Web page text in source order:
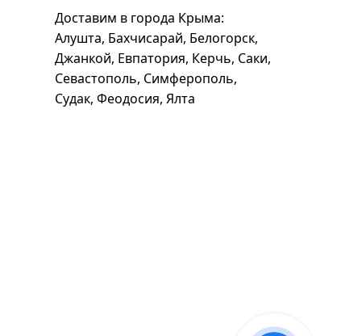
Доставим в города Крыма:
Алушта, Бахчисарай, Белогорск,
Джанкой, Евпатория, Керчь, Саки,
Севастополь, Симферополь,
Судак, Феодосия, Ялта